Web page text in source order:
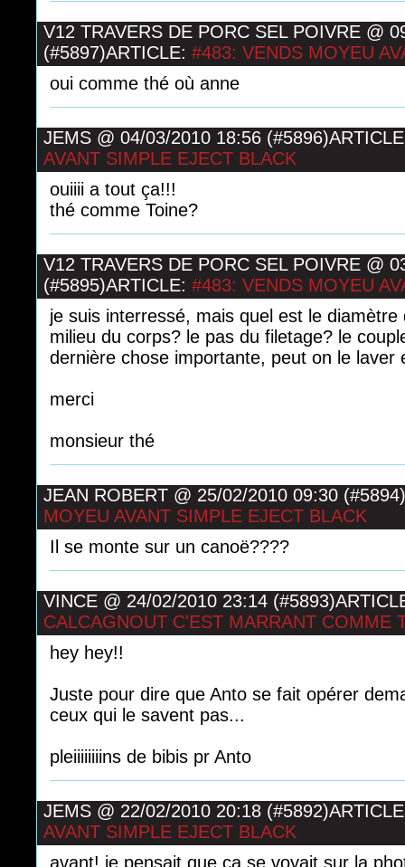
V12 TRAVERS DE PORC SEL POIVRE @
(#5897)ARTICLE: #483: VENDS MOYEU
oui comme thé où anne
JEMS @ 04/03/2010 18:56 (#5896)
AVANT SIMPLE EJECT BLACK
ouiiii a tout ça!!!
thé comme Toine?
V12 TRAVERS DE PORC SEL POIVRE @
(#5895)ARTICLE: #483: VENDS MOYEU
je suis interressé, mais quel est le
milieu du corps? le pas du filetage? le
dernière chose importante, peut on le laver
merci
monsieur thé
JEAN ROBERT @ 25/02/2010 09:30 (#5894)
MOYEU AVANT SIMPLE EJECT BLACK
Il se monte sur un canoë????
VINCE @ 24/02/2010 23:14 (#5893)
CALCAGNOUT C'EST MARRANT COMME
hey hey!!
Juste pour dire que Anto se fait opérer
ceux qui le savent pas...
pleiiiiiiiins de bibis pr Anto
JEMS @ 22/02/2010 20:18 (#5892)
AVANT SIMPLE EJECT BLACK
avant! je pensait que ça se voyait sur la